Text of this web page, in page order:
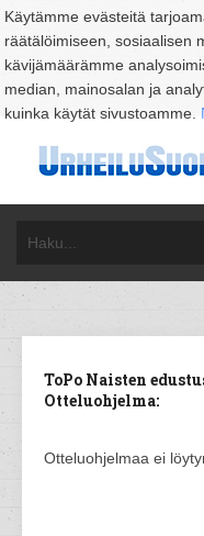
Käytämme evästeitä
räätälöimiseen, sosiaalisen
kävijämäärämme
median, mainosalan ja
kuinka käytät sivustoamme.
ToPo Naisten
Otteluohjelma:
Otteluohjelmaa ei